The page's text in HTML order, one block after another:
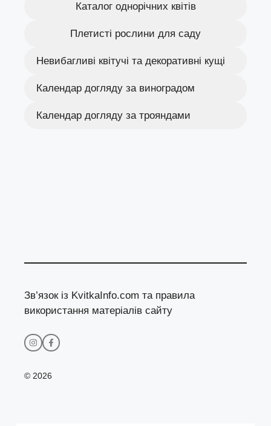
Каталог однорічних квітів
Плетисті рослини для саду
Невибагливі квітучі та декоративні кущі
Календар догляду за виноградом
Календар догляду за трояндами
Зв’язок із KvitkaInfo.com та правила
використання матеріалів сайту
© 2026